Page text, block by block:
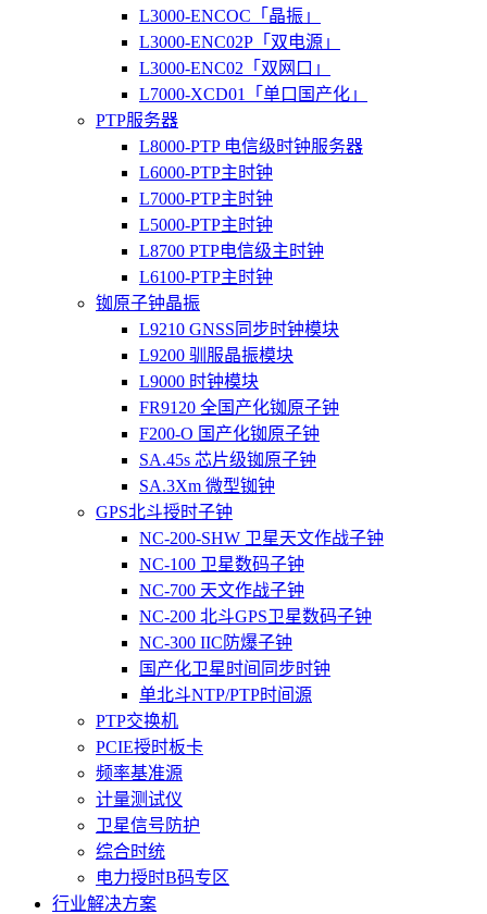
L3000-ENCOC「晶振」
L3000-ENC02P「双电源」
L3000-ENC02「双网口」
L7000-XCD01「单口国产化」
PTP服务器
L8000-PTP 电信级时钟服务器
L6000-PTP主时钟
L7000-PTP主时钟
L5000-PTP主时钟
L8700 PTP电信级主时钟
L6100-PTP主时钟
铷原子钟晶振
L9210 GNSS同步时钟模块
L9200 驯服晶振模块
L9000 时钟模块
FR9120 全国产化铷原子钟
F200-O 国产化铷原子钟
SA.45s 芯片级铷原子钟
SA.3Xm 微型铷钟
GPS北斗授时子钟
NC-200-SHW 卫星天文作战子钟
NC-100 卫星数码子钟
NC-700 天文作战子钟
NC-200 北斗GPS卫星数码子钟
NC-300 IIC防爆子钟
国产化卫星时间同步时钟
单北斗NTP/PTP时间源
PTP交换机
PCIE授时板卡
频率基准源
计量测试仪
卫星信号防护
综合时统
电力授时B码专区
行业解决方案